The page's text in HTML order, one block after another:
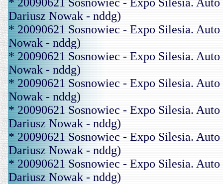
Dariusz Nowak - nddg)
* 20090621 Sosnowiec - Expo Silesia.
Nowak - nddg)
* 20090621 Sosnowiec - Expo Silesia.
Nowak - nddg)
* 20090621 Sosnowiec - Expo Silesia.
Nowak - nddg)
* 20090621 Sosnowiec - Expo Silesia.
Dariusz Nowak - nddg)
* 20090621 Sosnowiec - Expo Silesia.
Dariusz Nowak - nddg)
* 20090621 Sosnowiec - Expo Silesia.
Dariusz Nowak - nddg)